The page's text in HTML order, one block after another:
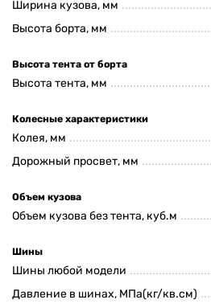
Ширина кузова, мм
Высота борта, мм
Высота тента от борта
Высота тента, мм
Колесные характеристики
Колея, мм
Дорожный просвет, мм
Объем кузова
Объем кузова без тента, куб.м
Шины
Шины любой модели
Давление в шинах, МПа(кг/кв.см)